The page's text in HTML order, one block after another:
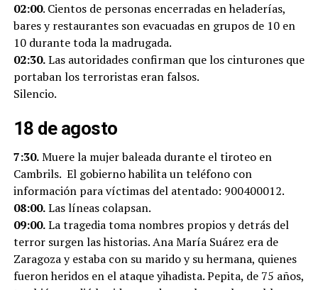
02:00. Cientos de personas encerradas en heladerías,
bares y restaurantes son evacuadas en grupos de 10 en
10 durante toda la madrugada.
02:30.Las autoridades confirman que los cinturones que
portaban los terroristas eran falsos.
Silencio.
18 de agosto
7:30.Muere la mujer baleada durante el tiroteo en
Cambrils. El gobierno habilita un teléfono con
información para víctimas del atentado: 900400012.
08:00.Las líneas colapsan.
09:00.La tragedia toma nombres propios y detrás del
terror surgen las historias. Ana María Suárez era de
Zaragoza y estaba con su marido y su hermana, quienes
fueron heridos en el ataque yihadista. Pepita, de 75 años,